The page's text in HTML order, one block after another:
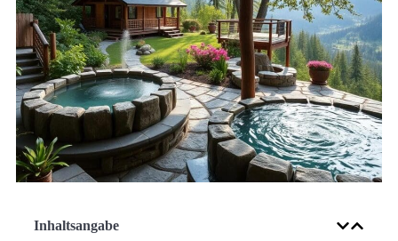
Inhaltsangabe